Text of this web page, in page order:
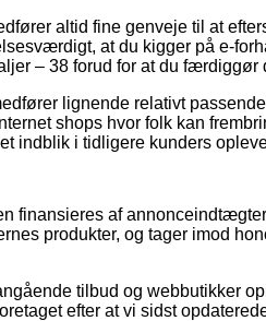
altid fine genveje til at
at du kigger på e-
– 38 forud for at du færdiggør
lignende relativt
shops hvor folk kan
indblik i tidligere kunders
finansieres af
produkter, og tager imod
tilbud og webbutikker
efter at vi sidst